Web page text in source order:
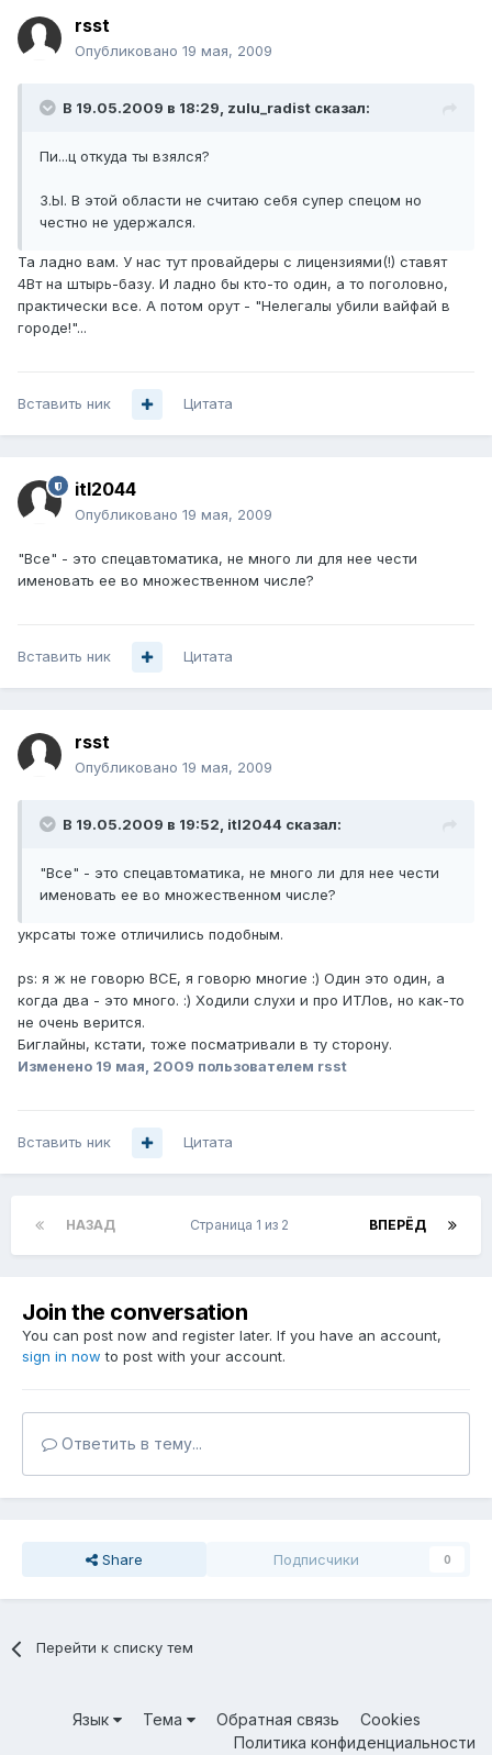
rsst
Опубликовано 19 мая, 2009
В 19.05.2009 в 18:29, zulu_radist сказал:
Пи...ц откуда ты взялся?
З.Ы. В этой области не считаю себя супер спецом но
честно не удержался.
Та ладно вам. У нас тут провайдеры с лицензиями(!) ставят
4Вт на штырь-базу. И ладно бы кто-то один, а то поголовно,
практически все. А потом орут - "Нелегалы убили вайфай в
городе!"...
Вставить ник Цитата
itl2044
Опубликовано 19 мая, 2009
"Все" - это спецавтоматика, не много ли для нее чести
именовать ее во множественном числе?
Вставить ник Цитата
rsst
Опубликовано 19 мая, 2009
В 19.05.2009 в 19:52, itl2044 сказал:
"Все" - это спецавтоматика, не много ли для нее чести
именовать ее во множественном числе?
укрсаты тоже отличились подобным.
ps: я ж не говорю ВСЕ, я говорю многие :) Один это один, а
когда два - это много. :) Ходили слухи и про ИТЛов, но как-то
не очень верится.
Биглайны, кстати, тоже посматривали в ту сторону.
Изменено 19 мая, 2009 пользователем rsst
Вставить ник Цитата
НАЗАД ВПЕРЁД
Страница 1 из 2
Join the conversation
You can post now and register later. If you have an account,
sign in now to post with your account.
Ответить в тему...
Share Подписчики 0
Перейти к списку тем
Язык Тема Обратная связь
Cookies
Политика конфиденциальности